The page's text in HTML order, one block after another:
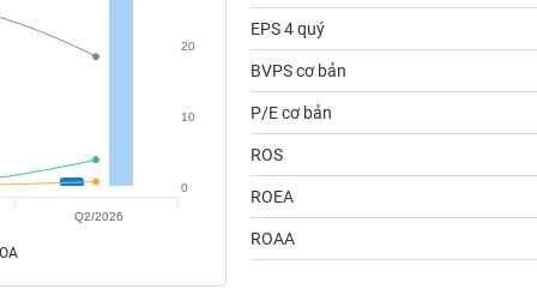
0
10
20
Q2/2026
EPS 4 quý
BVPS cơ bản
P/E cơ bản
ROS
ROEA
ROAA